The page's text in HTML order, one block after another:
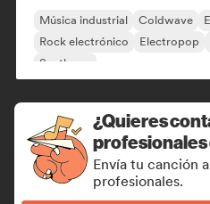
Música industrial Coldwave
Rock electrónico
Electropop
Synthpop
¿Quieres
profesionales
Envía tu canción
profesionales.